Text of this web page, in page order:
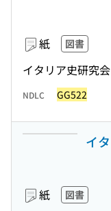
紙 図書
イタリア史研究
NDLC GG522
イ
紙 図書